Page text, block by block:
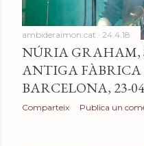
ambideraimon.cat 24.4.18
NÚRIA GRAHAM,
ANTIGA FÀBRICA
BARCELONA, 23-
Comparteix Publica un